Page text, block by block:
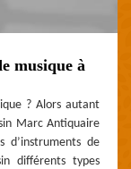
musique à
? Alors autant
Marc Antiquaire
d’instruments de
différents types